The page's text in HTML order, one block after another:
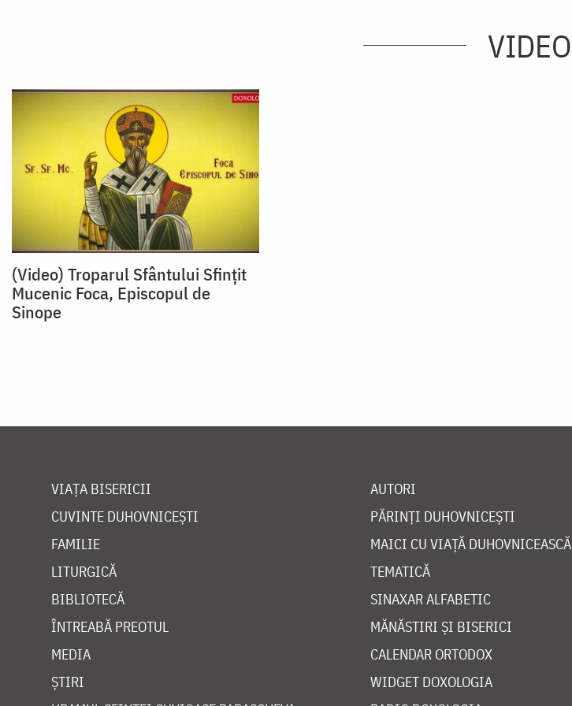
VIDEO
(Video) Troparul Sfântului Sfințit
Mucenic Foca, Episcopul de
Sinope
VIAȚA BISERICII
CUVINTE DUHOVNICEȘTI
FAMILIE
LITURGICĂ
BIBLIOTECĂ
ÎNTREABĂ PREOTUL
MEDIA
ȘTIRI
AUTORI
PĂRINȚI DUHOVNICEȘTI
MAICI CU VIAȚĂ DUHOVNICEASCĂ
TEMATICĂ
SINAXAR ALFABETIC
MĂNĂSTIRI ȘI BISERICI
CALENDAR ORTODOX
WIDGET DOXOLOGIA